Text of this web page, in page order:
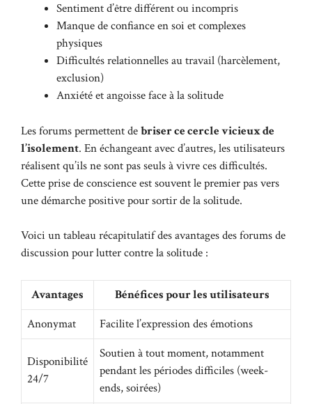
Sentiment d’être différent ou incompris
Manque de confiance en soi et complexes
physiques
Difficultés relationnelles au travail (harcèlement,
exclusion)
Anxiété et angoisse face à la solitude
Les forums permettent debriser ce cercle vicieux de
l’isolement. En échangeant avec d’autres, les utilisateurs
réalisent qu’ils ne sont pas seuls à vivre ces difficultés.
Cette prise de conscience est souvent le premier pas vers
une démarche positive pour sortir de la solitude.
Voici un tableau récapitulatif des avantages des forums de
discussion pour lutter contre la solitude :
Avantages
Bénéfices pour les utilisateurs
Anonymat
Facilite l’expression des émotions
Disponibilité
24/7
Soutien à tout moment, notamment
pendant les périodes difficiles (week-
ends, soirées)